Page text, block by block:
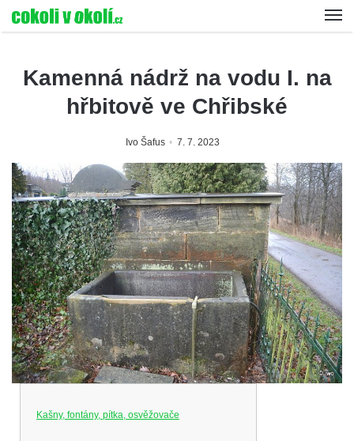
Kamenná nádrž na vodu I. na
hřbitově ve Chřibské
Ivo Šafus 7. 7. 2023
Kašny, fontány, pítka, osvěžovače